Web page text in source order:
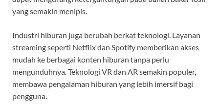
yang semakin menipis.
Industri hiburan juga berubah berkat teknologi. Layanan
streaming seperti Netflix dan Spotify memberikan akses
mudah ke berbagai konten hiburan tanpa perlu
mengunduhnya. Teknologi VR dan AR semakin populer,
membawa pengalaman hiburan yang lebih imersif bagi
pengguna.